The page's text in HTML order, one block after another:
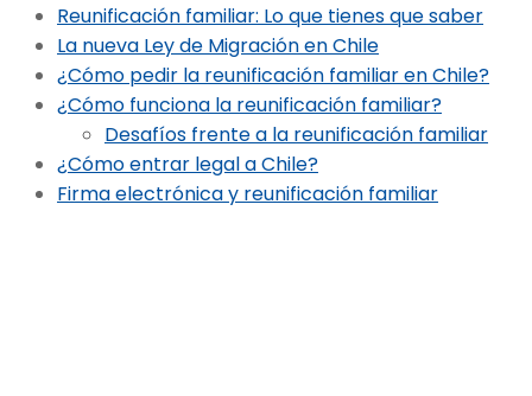
Reunificación familiar: Lo que tienes que saber
La nueva Ley de Migración en Chile
¿Cómo pedir la reunificación familiar en Chile?
¿Cómo funciona la reunificación familiar?
Desafíos frente a la reunificación familiar
¿Cómo entrar legal a Chile?
Firma electrónica y reunificación familiar